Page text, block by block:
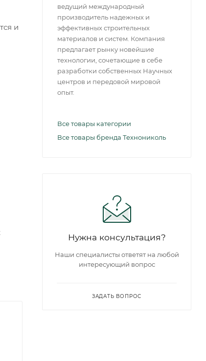
и
ведущий международный
производитель надежных и
эффективных строительных
материалов и систем. Компания
предлагает рынку новейшие
технологии, сочетающие в себе
разработки собственных Научных
центров и передовой мировой
опыт.
Все товары категории
Все товары бренда Технониколь
Нужна консультация?
Наши специалисты ответят на любой
интересующий вопрос
ЗАДАТЬ ВОПРОС